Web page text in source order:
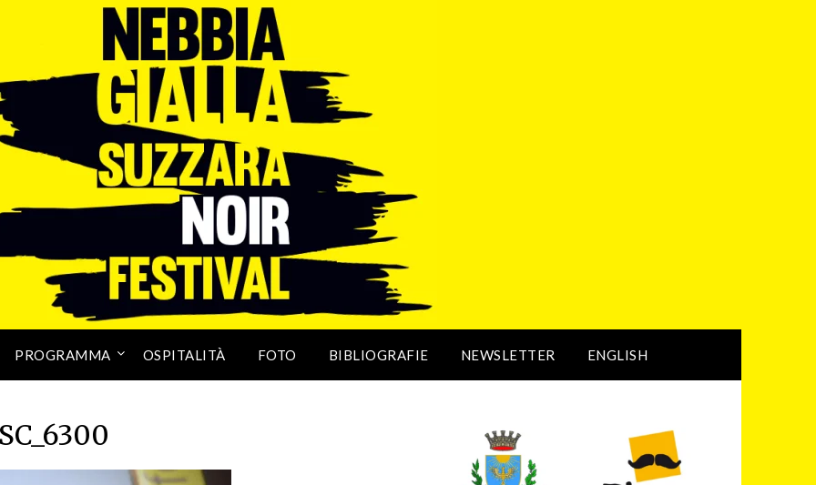
PROGRAMMA OSPITALITÀ FOTO BIBLIOGRAFIE NEWSLETTER ENGLISH